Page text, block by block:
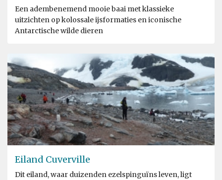
Een adembenemend mooie baai met klassieke
uitzichten op kolossale ijsformaties en iconische
Antarctische wilde dieren
Eiland Cuverville
Dit eiland, waar duizenden ezelspinguïns leven, ligt